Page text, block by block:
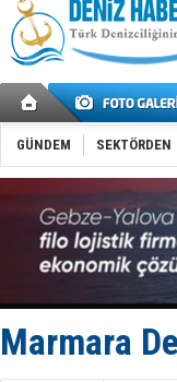
GÜNDEM SEKTÖRDEN
Marmara